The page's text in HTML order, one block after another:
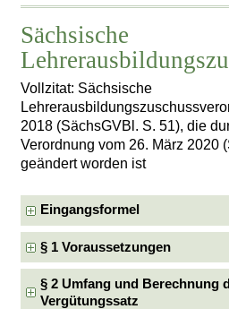
Sächsische
Vollzitat: Sächsische
2018 (SächsGVBl. S. 51), die
Verordnung vom 26. März 2020
geändert worden ist
Eingangsformel
§ 1 Voraussetzungen
§ 2 Umfang und Berechnung
Vergütungssatz